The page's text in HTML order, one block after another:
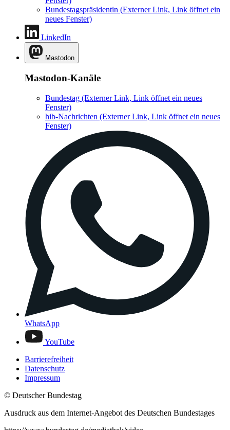
Bundestagspräsidentin (Externer Link, Link öffnet ein
neues Fenster)
LinkedIn
Mastodon
Mastodon-Kanäle
Bundestag (Externer Link, Link öffnet ein neues
Fenster)
hib-Nachrichten (Externer Link, Link öffnet ein neues
Fenster)
WhatsApp
YouTube
Barrierefreiheit
Datenschutz
Impressum
© Deutscher Bundestag
Ausdruck aus dem Internet-Angebot des Deutschen Bundestages